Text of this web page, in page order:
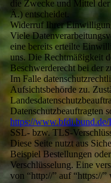
die Zwecke und Mittel
Ä.) entscheidet.
Widerruf Ihrer
Viele
eine bereits erteilte
uns. Die Rechtmäßigkeit
Beschwerderecht bei der
Im Falle
Aufsichtsbehörde zu.
Datenschutzbeauftragten
https://
SSL- bzw. TLS-
Diese Seite nutzt aus
Beispiel Bestellungen
Verschlüsselung. Eine
von “http://” auf “https://